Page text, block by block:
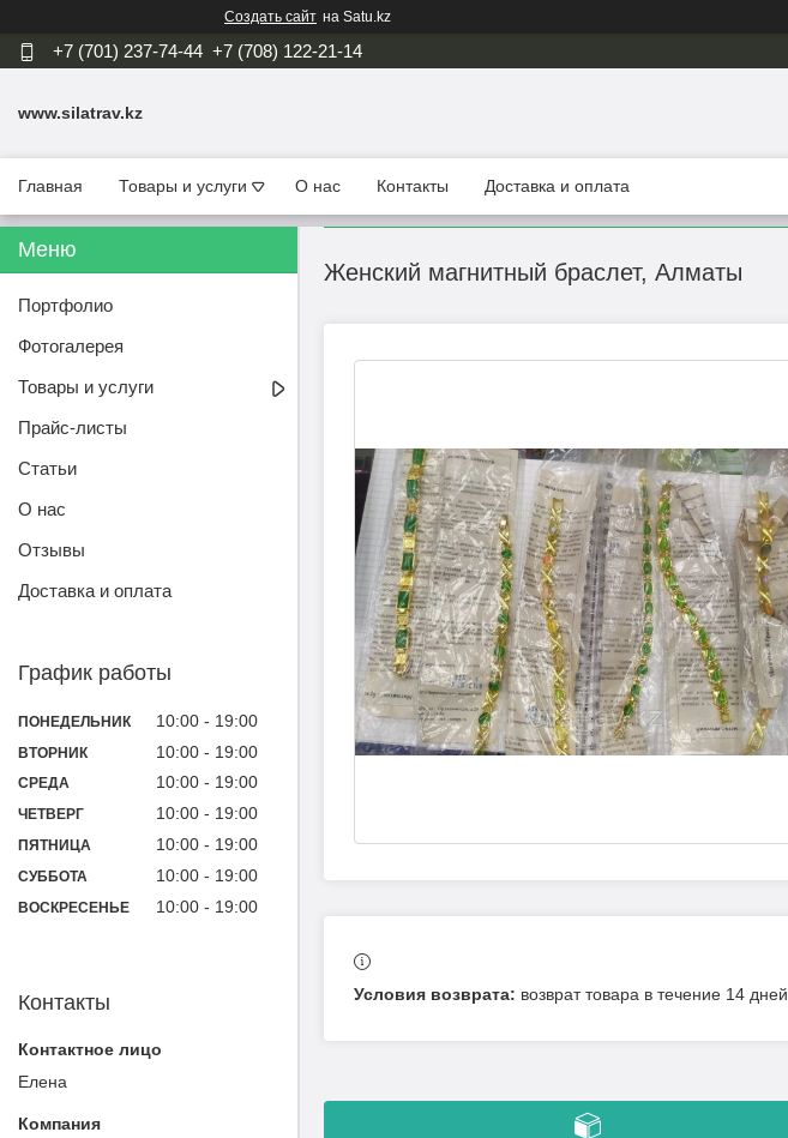
Создать сайт на Satu.kz
+7 (701) 237-74-44 +7 (708) 122-21-14
www.silatrav.kz
Главная Товары и услуги О нас Контакты Доставка и оплата
Женский магнитный браслет, Алматы
возврат товара в течение 14 дней
Портфолио
Фотогалерея
Товары и услуги
Прайс-листы
Статьи
О нас
Отзывы
Доставка и оплата
График работы
ПОНЕДЕЛЬНИК 10:00 19:00
ВТОРНИК 10:00 19:00
СРЕДА 10:00 19:00
ЧЕТВЕРГ 10:00 19:00
ПЯТНИЦА 10:00 19:00
СУББОТА 10:00 19:00
ВОСКРЕСЕНЬЕ 10:00 19:00
Контакты
Елена